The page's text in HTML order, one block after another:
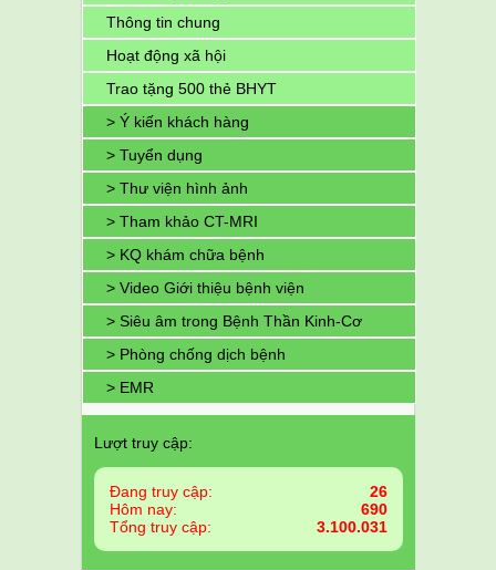
Thông tin chung
Hoạt động xã hội
Trao tặng 500 thẻ BHYT
> Ý kiến khách hàng
> Tuyển dụng
> Thư viện hình ảnh
> Tham khảo CT-MRI
> KQ khám chữa bệnh
> Video Giới thiệu bệnh viện
> Siêu âm trong Bệnh Thần Kinh-Cơ
> Phòng chống dịch bệnh
> EMR
Lượt truy cập:
Đang truy cập:
26
Hôm nay:
690
Tổng truy cập:
3.100.031